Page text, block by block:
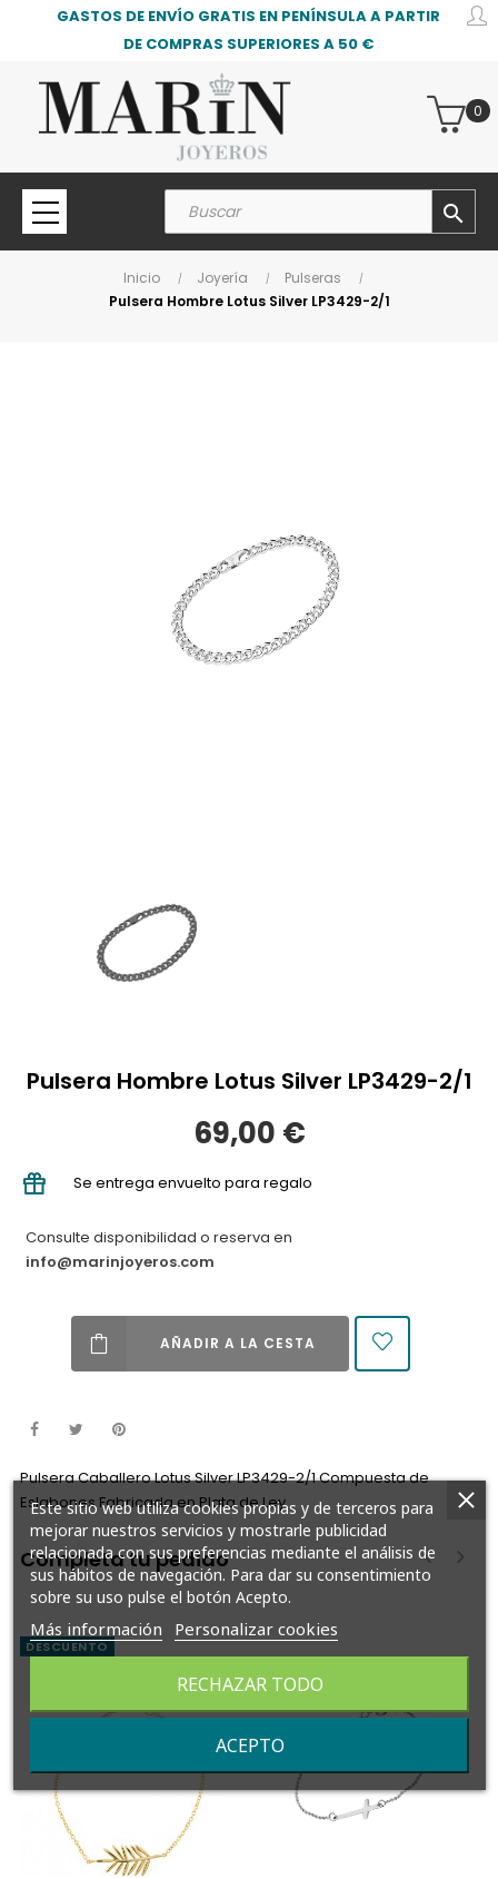
GASTOS DE ENVÍO GRATIS EN PENÍNSULA A PARTIR
DE COMPRAS SUPERIORES A 50 €
search
0
Inicio Joyería
Pulseras
Pulsera Hombre Lotus Silver LP3429-2/1
Pulsera Hombre Lotus Silver LP3429-2/1
69,00 €
Se entrega envuelto para regalo
Consulte disponibilidad o reserva en
info@marinjoyeros.com
AÑADIR A LA CESTA
Pulsera Caballero Lotus Silver LP3429-2/1 Compuesta de
Eslabones Fabricada en Plata de Ley
Completa tu pedido
DESCUENTO
Este sitio web utiliza cookies propias y de terceros para
mejorar nuestros servicios y mostrarle publicidad
relacionada con sus preferencias mediante el análisis de
sus hábitos de navegación. Para dar su consentimiento
sobre su uso pulse el botón Acepto.
Más información Personalizar cookies
RECHAZAR TODO
ACEPTO